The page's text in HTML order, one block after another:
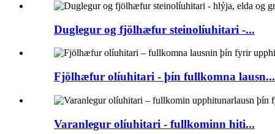
Duglegur og fjölhæfur steinolíuhitari -...
Fjölhæfur olíuhitari - þín fullkomna lausn...
Varanlegur olíuhitari - fullkominn hiti...